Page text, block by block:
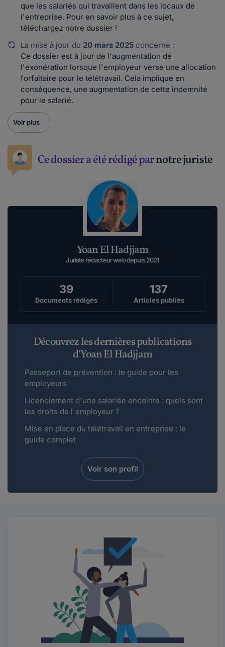
que les salariés qui travaillent dans les locaux de
l'entreprise. Pour en savoir plus à ce sujet,
téléchargez notre dossier !
La mise à jour du 20 mars 2025 concerne :
Ce dossier est à jour de l'augmentation de
l'exonération lorsque l'employeur verse une allocation
forfaitaire pour le télétravail. Cela implique en
conséquence, une augmentation de cette indemnité
pour le salarié.
Voir plus
Ce dossier a été rédigé parnotre juriste
Yoan El Hadjjam
Juriste rédacteur web depuis 2021
39
Documents rédigés
137
Articles publiés
Découvrez les dernières publications
d'Yoan El Hadjjam
Passeport de prévention : le guide pour les
employeurs
Licenciement d'une salariée enceinte : quels sont
les droits de l'employeur ?
Mise en place du télétravail en entreprise : le
guide complet
Voir son profil